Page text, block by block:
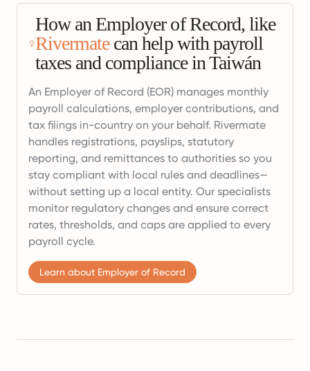
How an Employer of Record, like
Rivermatecan help with payroll
taxes and compliance in Taiwán
An Employer of Record (EOR) manages monthly
payroll calculations, employer contributions, and
tax filings in-country on your behalf. Rivermate
handles registrations, payslips, statutory
reporting, and remittances to authorities so you
stay compliant with local rules and deadlines—
without setting up a local entity. Our specialists
monitor regulatory changes and ensure correct
rates, thresholds, and caps are applied to every
payroll cycle.
Learn about Employer of Record